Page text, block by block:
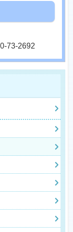
73-2692